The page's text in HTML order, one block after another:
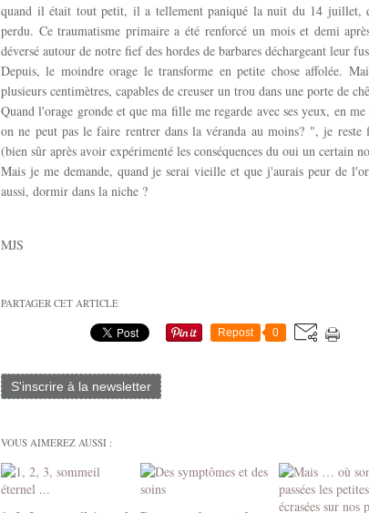
quand il était tout petit, il a tellement paniqué la nuit du 14 juillet,
perdu. Ce traumatisme primaire a été renforcé un mois et demi
déversé autour de notre fief des hordes de barbares déchargeant leur
Depuis, le moindre orage le transforme en petite chose affolée.
plusieurs centimètres, capables de creuser un trou dans une porte de
Quand l'orage gronde et que ma fille me regarde avec ses yeux, en
on ne peut pas le faire rentrer dans la véranda au moins? ", je reste
(bien sûr après avoir expérimenté les conséquences du oui un certain
Mais je me demande, quand je serai vieille et que j'aurais peur de
aussi, dormir dans la niche ?
MJS
PARTAGER CET ARTICLE
Repost 0
S'inscrire à la newsletter
VOUS AIMEREZ AUSSI :